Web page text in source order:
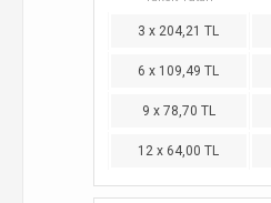
3 x 204,21 TL
6 x 109,49 TL
9 x 78,70 TL
12 x 64,00 TL